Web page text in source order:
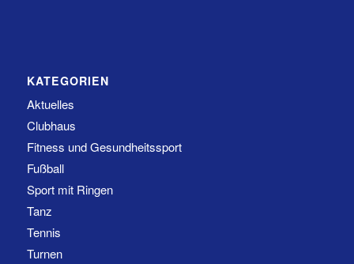
KATEGORIEN
Aktuelles
Clubhaus
Fitness und Gesundheitssport
Fußball
Sport mit Ringen
Tanz
Tennis
Turnen